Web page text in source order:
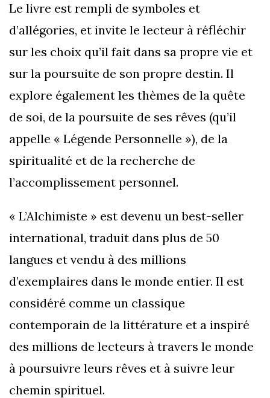
Le livre est rempli de symboles et
d’allégories, et invite le lecteur à réfléchir
sur les choix qu’il fait dans sa propre vie et
sur la poursuite de son propre destin. Il
explore également les thèmes de la quête
de soi, de la poursuite de ses rêves (qu’il
appelle « Légende Personnelle »), de la
spiritualité et de la recherche de
l’accomplissement personnel.
« L’Alchimiste » est devenu un best-seller
international, traduit dans plus de 50
langues et vendu à des millions
d’exemplaires dans le monde entier. Il est
considéré comme un classique
contemporain de la littérature et a inspiré
des millions de lecteurs à travers le monde
à poursuivre leurs rêves et à suivre leur
chemin spirituel.